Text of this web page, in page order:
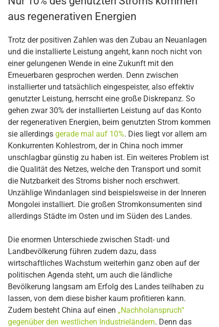
aus regenerativen Energien
Trotz der positiven Zahlen was den Zubau an Neuanlagen
und die installierte Leistung angeht, kann noch nicht von
einer gelungenen Wende in eine Zukunft mit den
Erneuerbaren gesprochen werden. Denn zwischen
installierter und tatsächlich eingespeister, also effektiv
genutzter Leistung, herrscht eine große Diskrepanz. So
gehen zwar 30% der installierten Leistung auf das Konto
der regenerativen Energien, beim genutzten Strom kommen
sie allerdings gerade mal auf 10%. Dies liegt vor allem am
Konkurrenten Kohlestrom, der in China noch immer
unschlagbar günstig zu haben ist. Ein weiteres Problem ist
die Qualität des Netzes, welche den Transport und somit
die Nutzbarkeit des Stroms bisher noch erschwert.
Unzählige Windanlagen sind beispielsweise in der Inneren
Mongolei installiert. Die großen Stromkonsumenten sind
allerdings Städte im Osten und im Süden des Landes.
Die enormen Unterschiede zwischen Stadt- und
Landbevölkerung führen zudem dazu, dass
wirtschaftliches Wachstum weiterhin ganz oben auf der
politischen Agenda steht, um auch die ländliche
Bevölkerung langsam am Erfolg des Landes teilhaben zu
lassen, von dem diese bisher kaum profitieren kann.
Zudem besteht China auf einen „Nachholanspruch“
gegenüber den westlichen Industrieländern. Denn das